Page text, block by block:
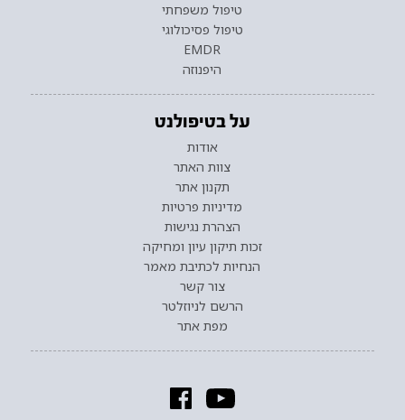
טיפול משפחתי
טיפול פסיכולוגי
EMDR
היפנוזה
על בטיפולנט
אודות
צוות האתר
תקנון אתר
מדיניות פרטיות
הצהרת נגישות
זכות תיקון עיון ומחיקה
הנחיות לכתיבת מאמר
צור קשר
הרשם לניוזלטר
מפת אתר